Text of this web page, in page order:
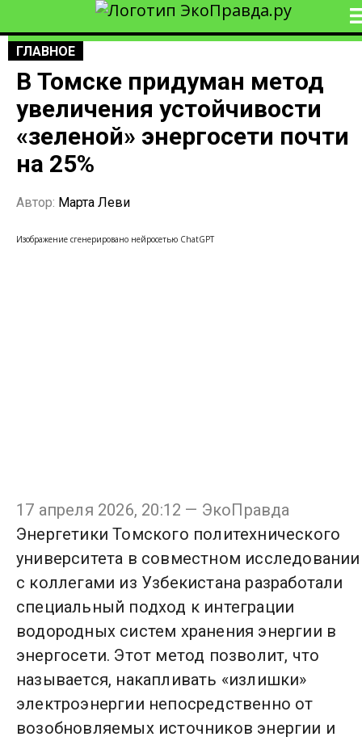
ГЛАВНОЕ
В Томске придуман метод
увеличения устойчивости
«зеленой» энергосети почти
на 25%
Автор: Марта Леви
Изображение сгенерировано нейросетью ChatGPT
17 апреля 2026, 20:12 — ЭкоПравда
Энергетики Томского политехнического
университета в совместном исследовании
с коллегами из Узбекистана разработали
специальный подход к интеграции
водородных систем хранения энергии в
энергосети. Этот метод позволит, что
называется, накапливать «излишки»
электроэнергии непосредственно от
возобновляемых источников энергии и